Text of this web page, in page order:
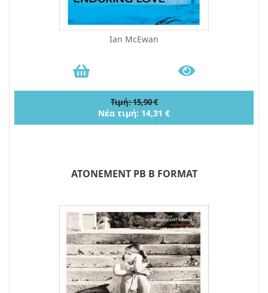
Ian McEwan
Τιμή: 15,90 €
Νέα τιμή: 14,31 €
ATONEMENT PB B FORMAT